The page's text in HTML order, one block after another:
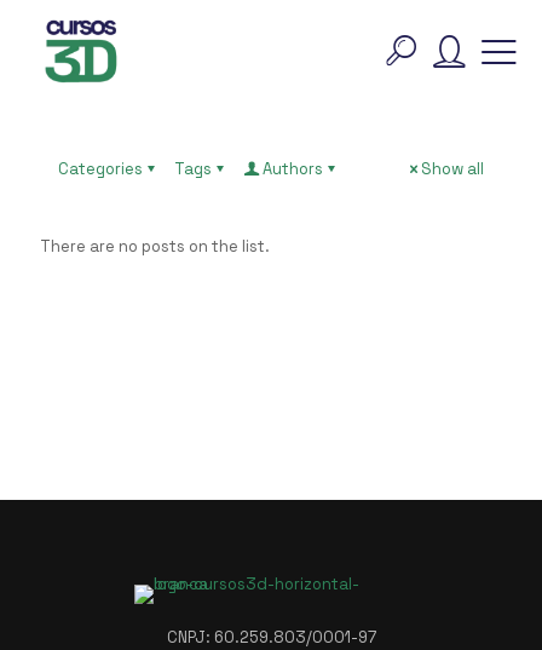
Categories Tags Authors Show all
There are no posts on the list.
CNPJ: 60.259.803/0001-97